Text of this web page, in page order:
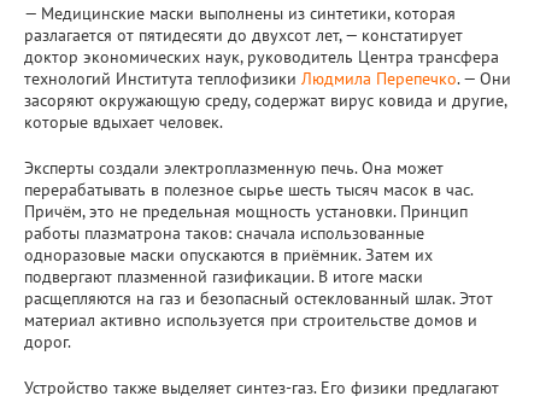
— Медицинские маски выполнены из синтетики, которая
разлагается от пятидесяти до двухсот лет, — констатирует
доктор экономических наук, руководитель Центра трансфера
технологий Института теплофизики Людмила Перепечко. — Они
засоряют окружающую среду, содержат вирус ковида и другие,
которые вдыхает человек.
Эксперты создали электроплазменную печь. Она может
перерабатывать в полезное сырье шесть тысяч масок в час.
Причём, это не предельная мощность установки. Принцип
работы плазматрона таков: сначала использованные
одноразовые маски опускаются в приёмник. Затем их
подвергают плазменной газификации. В итоге маски
расщепляются на газ и безопасный остеклованный шлак. Этот
материал активно используется при строительстве домов и
дорог.
Устройство также выделяет синтез-газ. Его физики предлагают